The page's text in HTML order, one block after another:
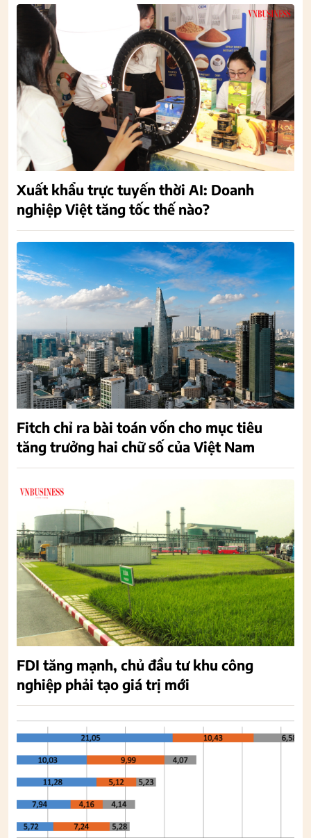
Xuất khẩu trực tuyến thời AI: Doanh
nghiệp Việt tăng tốc thế nào?
Fitch chỉ ra bài toán vốn cho mục tiêu
tăng trưởng hai chữ số của Việt Nam
FDI tăng mạnh, chủ đầu tư khu công
nghiệp phải tạo giá trị mới